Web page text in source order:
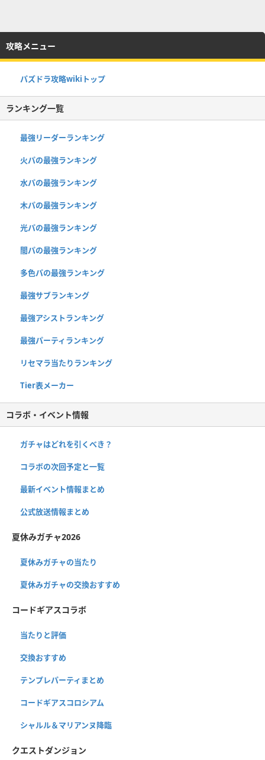
攻略メニュー
パズドラ攻略wikiトップ
ランキング一覧
最強リーダーランキング
火パの最強ランキング
水パの最強ランキング
木パの最強ランキング
光パの最強ランキング
闇パの最強ランキング
多色パの最強ランキング
最強サブランキング
最強アシストランキング
最強パーティランキング
リセマラ当たりランキング
Tier表メーカー
コラボ・イベント情報
ガチャはどれを引くべき？
コラボの次回予定と一覧
最新イベント情報まとめ
公式放送情報まとめ
夏休みガチャ2026
夏休みガチャの当たり
夏休みガチャの交換おすすめ
コードギアスコラボ
当たりと評価
交換おすすめ
テンプレパーティまとめ
コードギアスコロシアム
シャルル＆マリアンヌ降臨
クエストダンジョン